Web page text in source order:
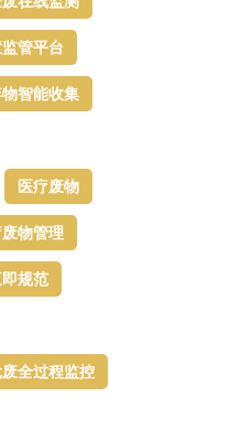
管平台​
智能收集
医疗废物
物管理
规范
全过程监控